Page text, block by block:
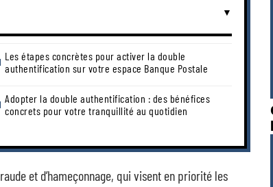
Les étapes concrètes pour activer la double
authentification sur votre espace Banque Postale
Adopter la double authentification : des bénéfices
concrets pour votre tranquillité au quotidien
et d’hameçonnage, qui visent en priorité les